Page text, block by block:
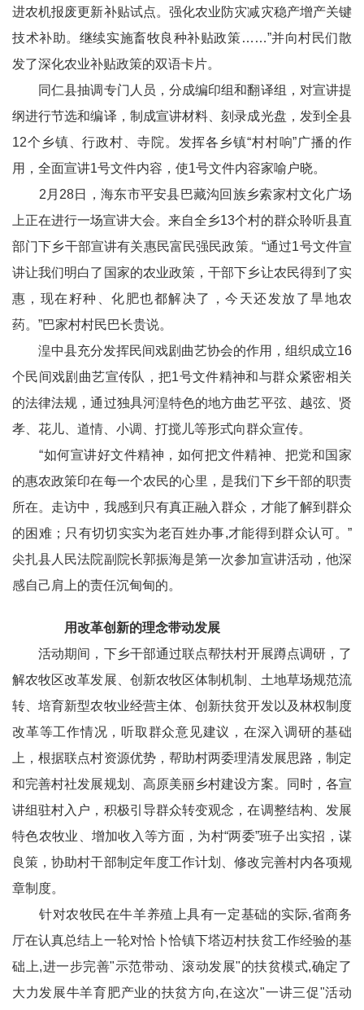
进农机报废更新补贴试点。强化农业防灾减灾稳产增产关键
技术补助。继续实施畜牧良种补贴政策……”并向村民们散
发了深化农业补贴政策的双语卡片。
同仁县抽调专门人员，分成编印组和翻译组，对宣讲提
纲进行节选和编译，制成宣讲材料、刻录成光盘，发到全县
12个乡镇、行政村、寺院。发挥各乡镇“村村响”广播的作
用，全面宣讲1号文件内容，使1号文件内容家喻户晓。
2月28日，海东市平安县巴藏沟回族乡索家村文化广场
上正在进行一场宣讲大会。来自全乡13个村的群众聆听县直
部门下乡干部宣讲有关惠民富民强民政策。“通过1号文件宣
讲让我们明白了国家的农业政策，干部下乡让农民得到了实
惠，现在籽种、化肥也都解决了，今天还发放了旱地农
药。”巴家村村民巴长贵说。
湟中县充分发挥民间戏剧曲艺协会的作用，组织成立16
个民间戏剧曲艺宣传队，把1号文件精神和与群众紧密相关
的法律法规，通过独具河湟特色的地方曲艺平弦、越弦、贤
孝、花儿、道情、小调、打搅儿等形式向群众宣传。
“如何宣讲好文件精神，如何把文件精神、把党和国家
的惠农政策印在每一个农民的心里，是我们下乡干部的职责
所在。走访中，我感到只有真正融入群众，才能了解到群众
的困难；只有切切实实为老百姓办事,才能得到群众认可。”
尖扎县人民法院副院长郭振海是第一次参加宣讲活动，他深
感自己肩上的责任沉甸甸的。
用改革创新的理念带动发展
活动期间，下乡干部通过联点帮扶村开展蹲点调研，了
解农牧区改革发展、创新农牧区体制机制、土地草场规范流
转、培育新型农牧业经营主体、创新扶贫开发以及林权制度
改革等工作情况，听取群众意见建议，在深入调研的基础
上，根据联点村资源优势，帮助村两委理清发展思路，制定
和完善村社发展规划、高原美丽乡村建设方案。同时，各宣
讲组驻村入户，积极引导群众转变观念，在调整结构、发展
特色农牧业、增加收入等方面，为村“两委”班子出实招，谋
良策，协助村干部制定年度工作计划、修改完善村内各项规
章制度。
针对农牧民在牛羊养殖上具有一定基础的实际,省商务
厅在认真总结上一轮对恰卜恰镇下塔迈村扶贫工作经验的基
础上,进一步完善"示范带动、滚动发展"的扶贫模式,确定了
大力发展牛羊育肥产业的扶贫方向,在这次"一讲三促"活动